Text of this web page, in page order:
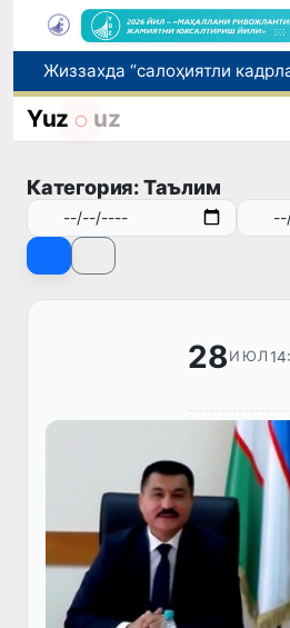
Yuz uz
Категория: Таълим
28ИЮЛ